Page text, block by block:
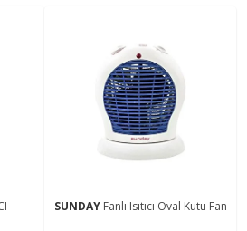
SUNDAY Fanlı Isıtıcı Oval Kutu Fan